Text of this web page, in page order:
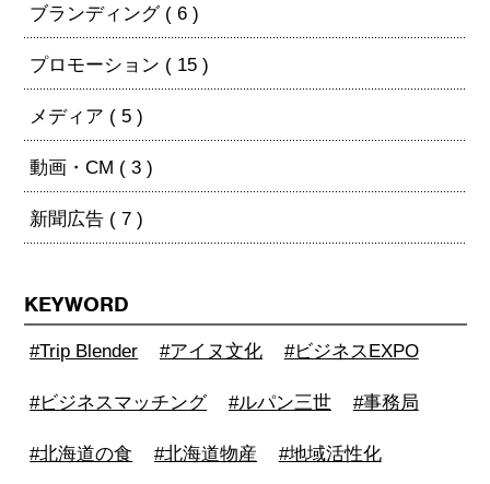
ブランディング ( 6 )
プロモーション ( 15 )
メディア ( 5 )
動画・CM ( 3 )
新聞広告 ( 7 )
KEYWORD
#Trip Blender #アイヌ文化 #ビジネスEXPO
#ビジネスマッチング #ルパン三世 #事務局
#北海道の食 #北海道物産 #地域活性化